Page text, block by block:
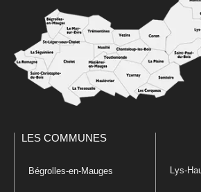
LES COMMUNES
Bégrolles-en-Mauges Lys-